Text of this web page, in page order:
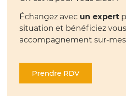
Échangez avec un expert
situation et bénéficiez vous
accompagnement sur-
Prendre RDV